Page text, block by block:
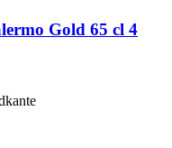
Gold 65 cl 4